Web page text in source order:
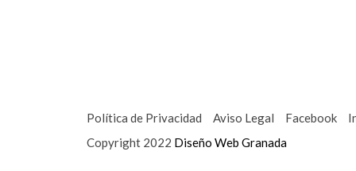
Política de Privacidad Aviso Legal Facebook
Copyright 2022 Diseño Web Granada